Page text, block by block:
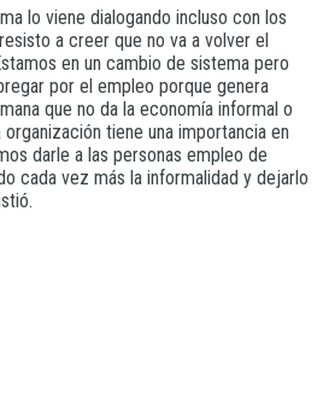
lo viene dialogando incluso con los
a creer que no va a volver el
en un cambio de sistema pero
por el empleo porque genera
que no da la economía informal o
tiene una importancia en
darle a las personas empleo de
cada vez más la informalidad y dejarlo